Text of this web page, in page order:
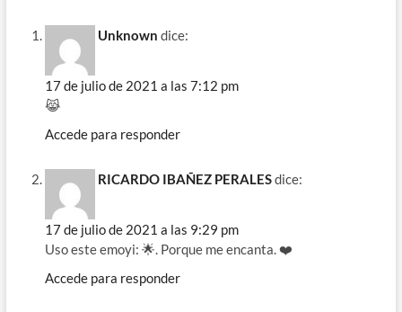
k
Unknown dice:
17 de julio de 2021 a las 7:12 pm
😹
Accede para responder
RICARDO IBAÑEZ PERALESdice:
17 de julio de 2021 a las 9:29 pm
Uso este emoyi: 🌟. Porque me encanta. ❤️
Accede para responder